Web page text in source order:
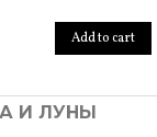
Add to cart
И ЛУНЫ